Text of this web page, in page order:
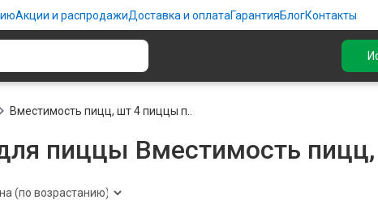
Акции и распродажиДоставка и оплатаГарантияБлогКонтакты
Вместимость пицц, шт 4 пиццы п..
пиццы Вместимость